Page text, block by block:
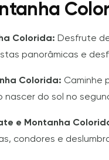
Colorida: Desfrute
panorâmicas e
Colorida: Caminhe
nascer do sol no
e Montanha
condores e